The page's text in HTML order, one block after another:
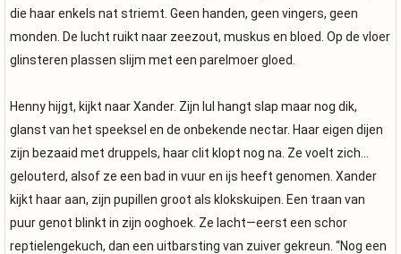
die haar enkels nat striemt. Geen handen, geen vingers, geen
monden. De lucht ruikt naar zeezout, muskus en bloed. Op de vloer
glinsteren plassen slijm met een parelmoer gloed.
Henny hijgt, kijkt naar Xander. Zijn lul hangt slap maar nog dik,
glanst van het speeksel en de onbekende nectar. Haar eigen dijen
zijn bezaaid met druppels, haar clit klopt nog na. Ze voelt zich…
gelouterd, alsof ze een bad in vuur en ijs heeft genomen. Xander
kijkt haar aan, zijn pupillen groot als klokskuipen. Een traan van
puur genot blinkt in zijn ooghoek. Ze lacht—eerst een schor
reptielengekuch, dan een uitbarsting van zuiver gekreun. “Nog een